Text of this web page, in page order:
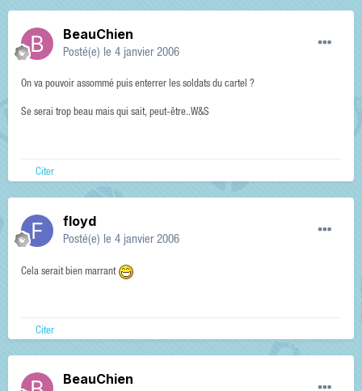
BeauChien
Posté(e) le 4 janvier 2006
On va pouvoir assommé puis enterrer les soldats du cartel ?
Se serai trop beau mais qui sait, peut-être..W&S
Citer
floyd
Posté(e) le 4 janvier 2006
Cela serait bien marrant
Citer
BeauChien